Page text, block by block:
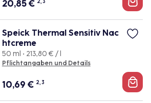
20,85€
Speick Thermal Sensitiv Nac
htcreme
50 ml • 213,80 € / l
Pflichtangaben und Details
10,69 € 2, 3